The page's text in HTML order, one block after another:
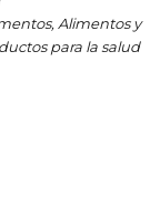
Alimentos y
para la salud